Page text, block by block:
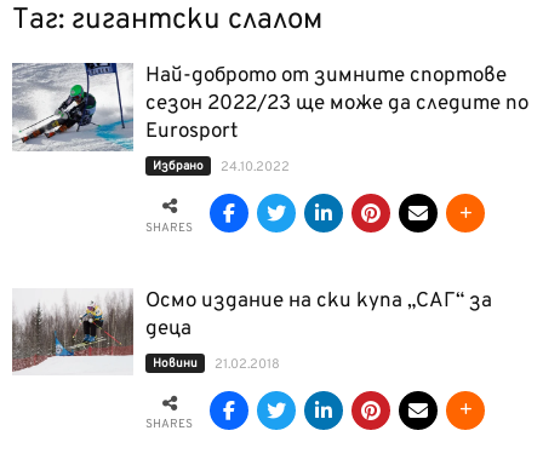
Таг: гигантски слалом
Най-доброто от зимните спортове
сезон 2022/23 ще може да следите по
Eurosport
Избрано 24.10.2022
SHARES
Осмо издание на ски купа „САГ“ за
деца
Новини 21.02.2018
SHARES